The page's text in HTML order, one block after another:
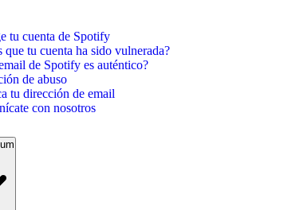
tu cuenta de Spotify
que tu cuenta ha sido vulnerada?
de Spotify es auténtico?
de abuso
tu dirección de email
con nosotros